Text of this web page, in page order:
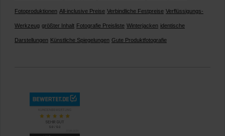
Fotoproduktionen All-inclusive Preise Verbindliche Festpreise Verflüssigungs-
Werkzeug größter Inhalt Fotografie Preisliste Winterjacken identische
Darstellungen Künstliche Spiegelungen Gute Produktfotografie